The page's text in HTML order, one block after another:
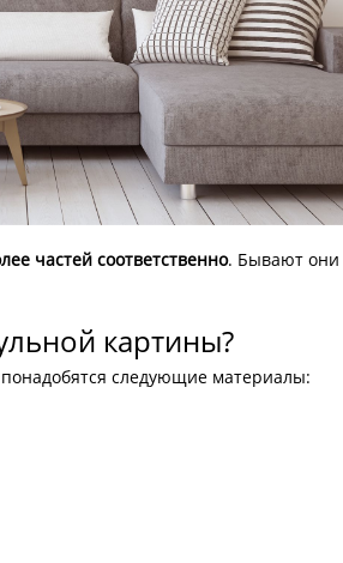
частей соответственно. Бывают они
картины?
следующие материалы: